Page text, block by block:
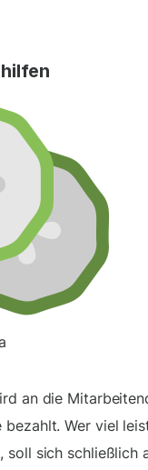
an die
bezahlt. Wer viel
soll sich schließlich